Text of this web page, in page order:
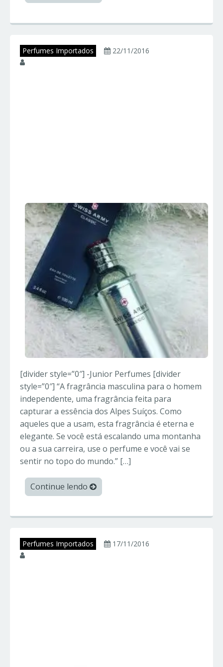
Perfumes Importados
22/11/2016
[divider style=”0″] -Junior Perfumes [divider
style=”0″] “A fragrância masculina para o homem
independente, uma fragrância feita para
capturar a essência dos Alpes Suíços. Como
aqueles que a usam, esta fragrância é eterna e
elegante. Se você está escalando uma montanha
ou a sua carreira, use o perfume e você vai se
sentir no topo do mundo.” […]
Continue lendo
Perfumes Importados
17/11/2016